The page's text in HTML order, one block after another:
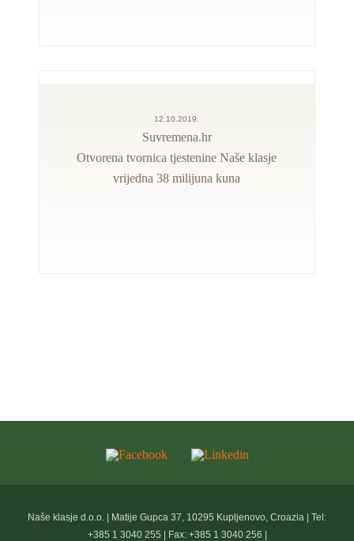
12.10.2019.
Suvremena.hr
Otvorena tvornica tjestenine Naše klasje
vrijedna 38 milijuna kuna
Naše klasje d.o.o. | Matije Gupca 37, 10295 Kupljenovo, Croazia | Tel:
+385 1 3040 255 | Fax: +385 1 3040 256 |